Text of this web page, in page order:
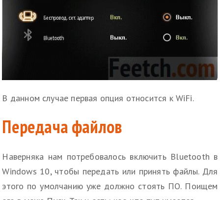
В данном случае первая опция относится к WiFi.
Передача файлов
Наверняка нам потребовалось включить Bluetooth в
Windows 10, чтобы передать или принять файлы. Для
этого по умолчанию уже должно стоять ПО. Поищем